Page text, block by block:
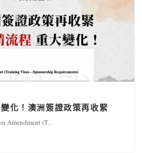
化！澳洲簽證政策再收緊
Amendment (T...